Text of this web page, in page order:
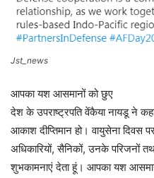
Jst_news
आपका यश आसमानों को छुए
देश के उपराष्ट्रपति वेंकैया नायडू ने
आकाश दीप्तिमान हो। वायुसेना दिवस
अधिकारियों, सैनिकों, उनके परिजनों
शुभकामनाएं देता हूं। आपका यश